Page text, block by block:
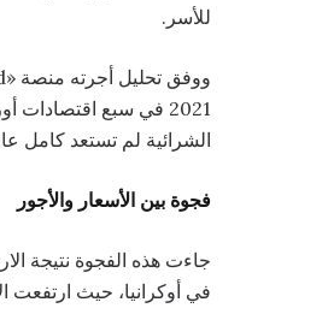
للأسر.
الشرائية لم تستعد كامل
فجوة بين الأسعار والأجور
في أوكرانيا، حيث ارتفعت